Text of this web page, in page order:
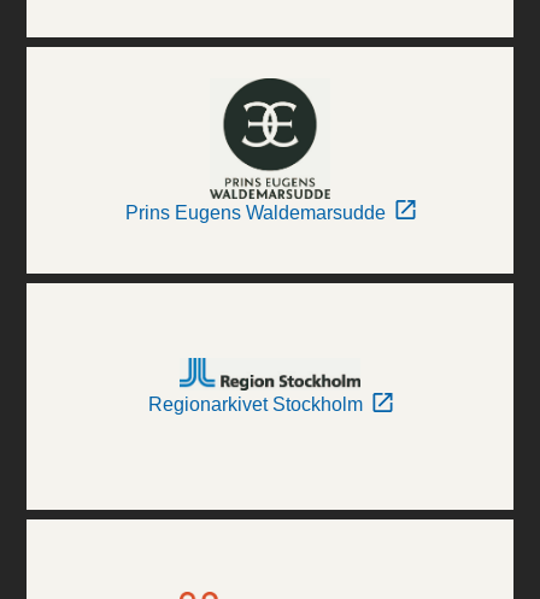
Prins Eugens Waldemarsudde
Regionarkivet Stockholm